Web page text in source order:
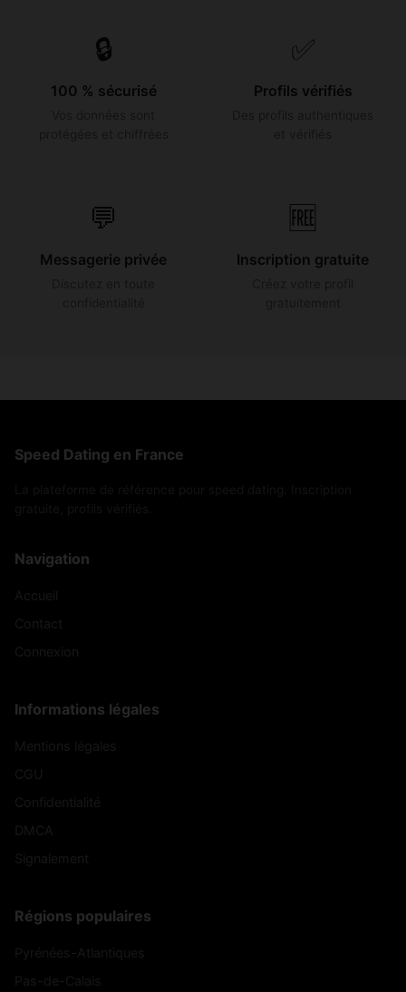
🔒
100 % sécurisé
✅
Profils vérifiés
💬
Messagerie privée
🆓
Inscription gratuite
Speed Dating en France
Navigation
Informations légales
Régions populaires